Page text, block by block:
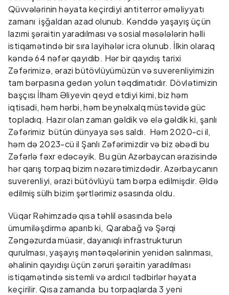
Qüvvələrinin həyata keçirdiyi antiterror əməliyyatı
zamanı işğaldan azad olunub. Kənddə yaşayış üçün
lazımi şəraitin yaradılması və sosial məsələlərin həlli
istiqamətində bir sıra layihələr icra olunub. İlkin olaraq
kəndə 64 nəfər qayıdıb. Hər bir qayıdış tarixi
Zəfərimizə, ərazi bütövlüyümüzün və suverenliyimizin
tam bərpasına gedən yolun təqdimatıdır. Dövlətimizin
başçısı İlham Əliyevin qeyd etdiyi kimi, biz həm
iqtisadi, həm hərbi, həm beynəlxalq müstəvidə güc
topladıq. Hazır olan zaman gəldik və elə gəldik ki, şanlı
Zəfərimiz bütün dünyaya səs saldı. Həm 2020-ci il,
həm də 2023-cü il Şanlı Zəfərimizdir və biz əbədi bu
Zəfərlə fəxr edəcəyik. Bu gün Azərbaycan ərazisində
hər qarış torpaq bizim nəzarətimizdədir. Azərbaycanın
suverenliyi, ərazi bütövlüyü tam bərpa edilmişdir. Əldə
edilmiş sülh bizim şərtlərimiz əsasında oldu.
Vüqar Rəhimzadə qısa təhlil əsasında belə
ümumiləşdirmə aparıb ki, Qarabağ və Şərqi
Zəngəzurda müasir, dayanıqlı infrastrukturun
qurulması, yaşayış məntəqələrinin yenidən salınması,
əhalinin qayıdışı üçün zəruri şəraitin yaradılması
istiqamətində sistemli və ardıcıl tədbirlər həyata
keçirilir. Qısa zamanda bu torpaqlarda 3 yeni